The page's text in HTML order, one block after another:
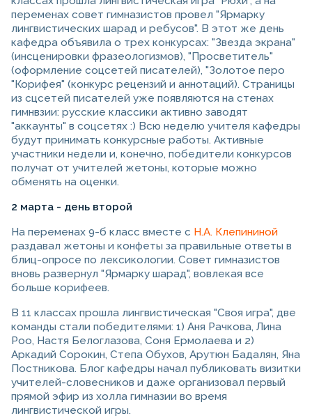
переменах совет гимназистов провел "Ярмарку
лингвистических шарад и ребусов". В этот же день
кафедра объявила о трех конкурсах: "Звезда экрана"
(инсценировки фразеологизмов), "Просветитель"
(оформление соцсетей писателей), "Золотое перо
"Корифея" (конкурс рецензий и аннотаций). Страницы
из сцсетей писателей уже появляются на стенах
гимнвзии: русские классики активно заводят
"аккаунты" в соцсетях :) Всю неделю учителя кафедры
будут принимать конкурсные работы. Активные
участники недели и, конечно, победители конкурсов
получат от учителей жетоны, которые можно
обменять на оценки.
2 марта - день второй
На переменах 9-б класс вместе с Н.А. Клепининой
раздавал жетоны и конфеты за правильные ответы в
блиц-опросе по лексикологии. Совет гимназистов
вновь развернул "Ярмарку шарад", вовлекая все
больше корифеев.
В 11 классах прошла лингвистическая "Своя игра", две
команды стали победителями: 1) Аня Рачкова, Лина
Роо, Настя Белоглазова, Соня Ермолаева и 2)
Аркадий Сорокин, Степа Обухов, Арутюн Бадалян, Яна
Постникова. Блог кафедры начал публиковать визитки
учителей-словесников и даже организовал первый
прямой эфир из холла гимназии во время
лингвистической игры.